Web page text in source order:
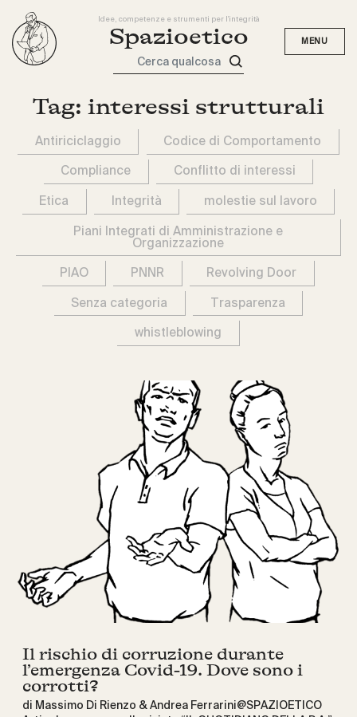
Idee, competenze e strumenti per l'integrità
Spazioetico
Cerca qualcosa
Tag: interessi strutturali
Antiriciclaggio Codice di Comportamento
Compliance Conflitto di interessi
Etica Integrità molestie sul lavoro
Piani Integrati di Amministrazione e
Organizzazione
PIAO PNNR Revolving Door
Senza categoria Trasparenza
whistleblowing
Il rischio di corruzione durante
l’emergenza Covid-19. Dove sono i
corrotti?
di Massimo Di Rienzo & Andrea Ferrarini@SPAZIOETICO